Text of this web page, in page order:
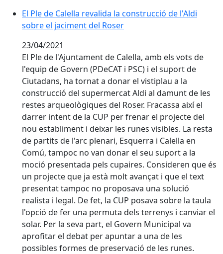
El Ple de Calella revalida la construcció de l'Aldi
El Ple de Calella revalida la construcció de l'Aldi
sobre el jaciment del Roser
23/04/2021
El Ple de l'Ajuntament de Calella, amb els vots de
l'equip de Govern (PDeCAT i PSC) i el suport de
Ciutadans, ha tornat a donar el vistiplau a la
construcció del supermercat Aldi al damunt de les
restes arqueològiques del Roser. Fracassa així el
darrer intent de la CUP per frenar el projecte del
nou establiment i deixar les runes visibles. La resta
de partits de l'arc plenari, Esquerra i Calella en
Comú, tampoc no van donar el seu suport a la
moció presentada pels cupaires. Consideren que és
un projecte que ja està molt avançat i que el text
presentat tampoc no proposava una solució
realista i legal. De fet, la CUP posava sobre la taula
l'opció de fer una permuta dels terrenys i canviar el
solar. Per la seva part, el Govern Municipal va
aprofitar el debat per apuntar a una de les
possibles formes de preservació de les runes.